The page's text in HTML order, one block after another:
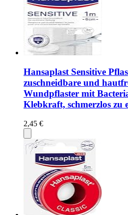
Hansaplast Sensitive
zuschneidbare und
Wundpflaster mit
Klebkraft, schmerzlos zu
2,45 €